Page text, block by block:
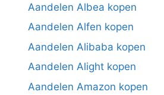
Aandelen Albea kopen
Aandelen Alfen kopen
Aandelen Alibaba kopen
Aandelen Alight kopen
Aandelen Amazon kopen